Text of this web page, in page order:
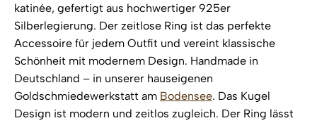
katinée, gefertigt aus hochwertiger 925er
Silberlegierung. Der zeitlose Ring ist das perfekte
Accessoire für jedem Outfit und vereint klassische
Schönheit mit modernem Design. Handmade in
Deutschland – in unserer hauseigenen
Goldschmiedewerkstatt am Bodensee. Das Kugel
Design ist modern und zeitlos zugleich. Der Ring lässt